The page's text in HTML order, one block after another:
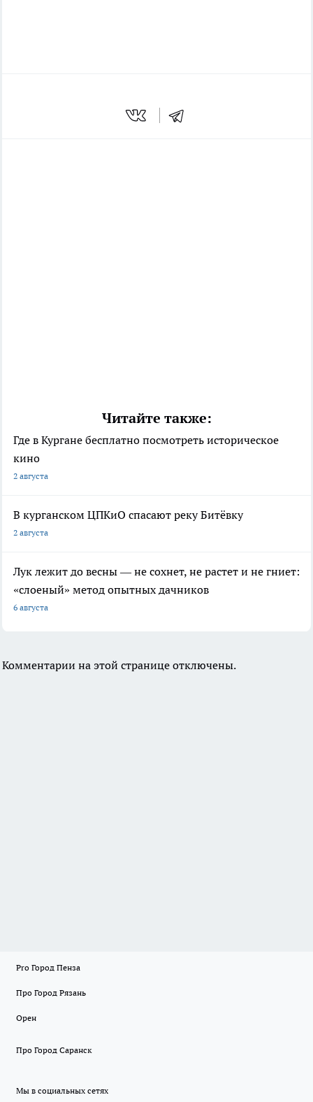
Читайте также:
Где в Кургане бесплатно посмотреть историческое
кино
2 августа
В курганском ЦПКиО спасают реку Битёвку
2 августа
Лук лежит до весны — не сохнет, не растет и не гниет:
«слоеный» метод опытных дачников
6 августа
Комментарии на этой странице отключены.
Pro Город Пенза
Про Город Рязань
Орен
Про Город Саранск
Мы в социальных сетях